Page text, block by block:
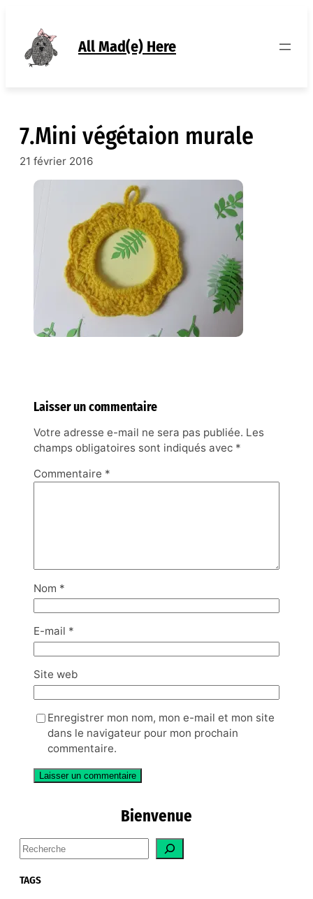
contenu
All Mad(e) Here
7.Mini végétaion murale
21 février 2016
Laisser un commentaire
Votre adresse e-mail ne sera pas publiée. Les
champs obligatoires sont indiqués avec *
Commentaire *
Nom *
E-mail *
Site web
Enregistrer mon nom, mon e-mail et mon site
dans le navigateur pour mon prochain
commentaire.
Bienvenue
S
e
a
TAGS